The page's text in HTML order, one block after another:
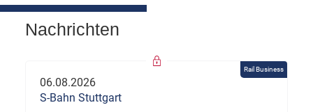
Nachrichten
Rail Business
06.08.2026
S-Bahn Stuttgart